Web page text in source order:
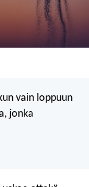
vain loppuun
jonka